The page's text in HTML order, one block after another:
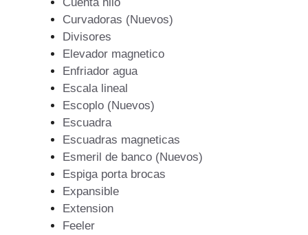
Curvadoras (Nuevos)
Divisores
Elevador magnetico
Enfriador agua
Escala lineal
Escoplo (Nuevos)
Escuadra
Escuadras magneticas
Esmeril de banco (Nuevos)
Espiga porta brocas
Expansible
Extension
Feeler